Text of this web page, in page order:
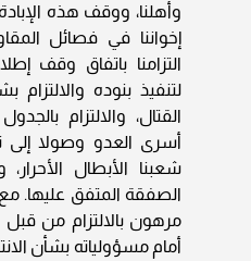
وأهلنا، ووقف هذه
إخواننا في فصائل
التزامنا باتفاق وقف
لتنفيذ بنوده
القتال، والالتزام
أسرى العدو وصولا
شعبنا الأبطال
الصفقة المتفق عليها.
مرهون بالالتزام من قبل
أمام مسؤولياته بشأن